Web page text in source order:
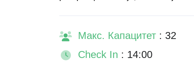
Макс. Капацитет : 32
Check In : 14:00